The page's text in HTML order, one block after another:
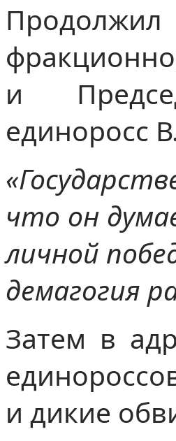
и
единоросс
что он
личной
демагогия
Затем в
и дикие